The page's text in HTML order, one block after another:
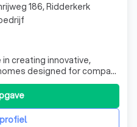
creating innovative,
designed for compact
offers a robust alternative
utilizing high-
you need a temporary
186, Ridderkerk